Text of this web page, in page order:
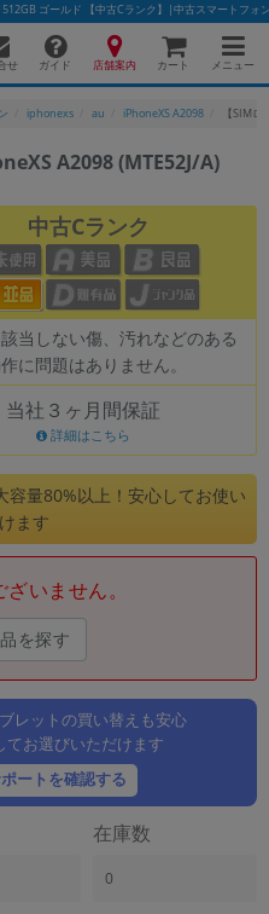
512GB ゴールド 【中古Cランク】|中古スマートフォ
せ ガイド 店舗案内 カート メニュー
iphonexs au iPhoneXS A2098 【SIM
A2098 (MTE52J/A)
中古Cランク
当しない傷、汚れなどのある
に問題はありません。
当社３ヶ月間保証
詳細はこちら
量80%以上！安心してお使い
ます
いません。
を探す
レットの買い替えも安心
お選びいただけます
ートを確認する
在庫数
0
切り替える